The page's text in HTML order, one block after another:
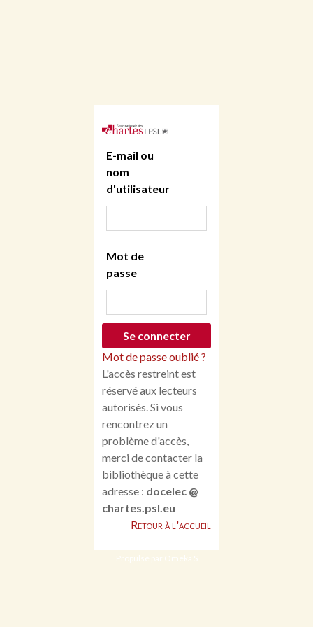
E-mail ou
nom
d'utilisateur
Mot de
passe
Mot de passe oublié ?
L'accès restreint est
réservé aux lecteurs
autorisés. Si vous
rencontrez un
problème d'accès,
merci de contacter la
bibliothèque à cette
adresse : docelec @
chartes.psl.eu
Retour à l'accueil
Propulsé par Omeka S